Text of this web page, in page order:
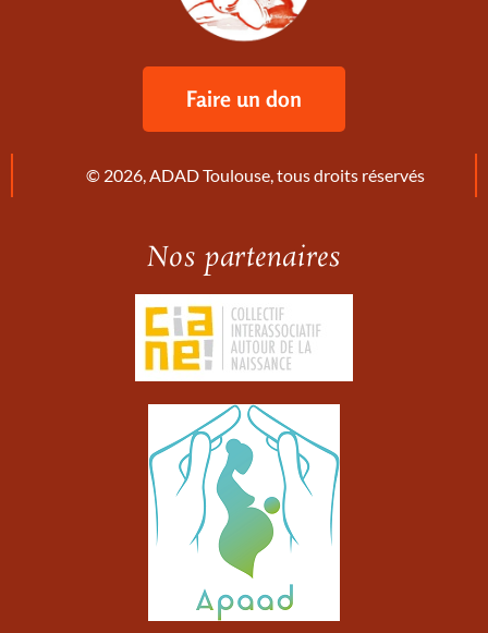
Faire un don
© 2026, ADAD Toulouse, tous droits réservés
Nos partenaires